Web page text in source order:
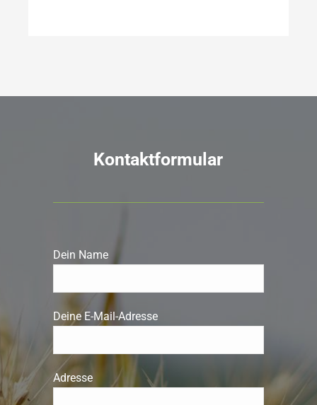
Kontaktformular
Dein Name
Deine E-Mail-Adresse
Adresse